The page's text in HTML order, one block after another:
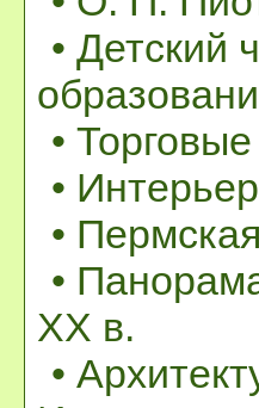
• Детский
•
•
•
•
XX в.
•